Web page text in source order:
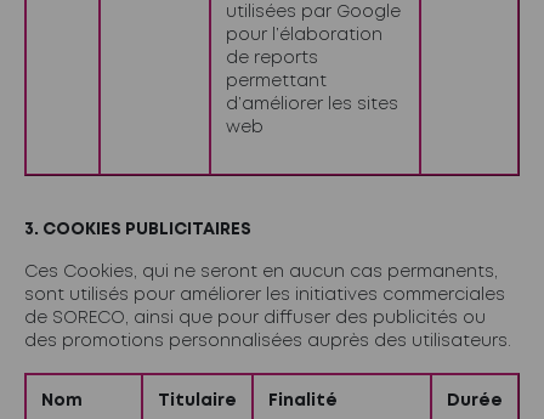
utilisées par Google
pour l’élaboration
de reports
permettant
d’améliorer les sites
web
3. COOKIES PUBLICITAIRES
Ces Cookies, qui ne seront en aucun cas permanents,
sont utilisés pour améliorer les initiatives commerciales
de SORECO, ainsi que pour diffuser des publicités ou
des promotions personnalisées auprès des utilisateurs.
Nom Titulaire Finalité Durée